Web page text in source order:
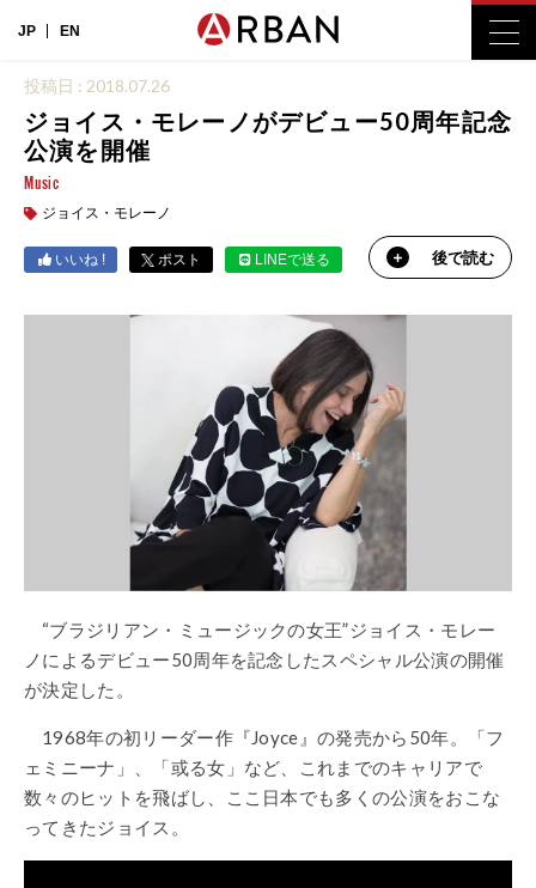
JP EN
投稿日 : 2018.07.26
ジョイス・モレーノがデビュー50周年記念
公演を開催
Music
ジョイス・モレーノ
いいね ! ポスト LINEで送る 後で読む
“ブラジリアン・ミュージックの女王”ジョイス・モレー
ノによるデビュー50周年を記念したスペシャル公演の開催
が決定した。
1968年の初リーダー作『Joyce』の発売から50年。「フ
ェミニーナ」、「或る女」など、これまでのキャリアで
数々のヒットを飛ばし、ここ日本でも多くの公演をおこな
ってきたジョイス。